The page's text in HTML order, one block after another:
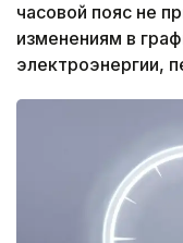
часовой пояс не
изменениям в
электроэнергии,